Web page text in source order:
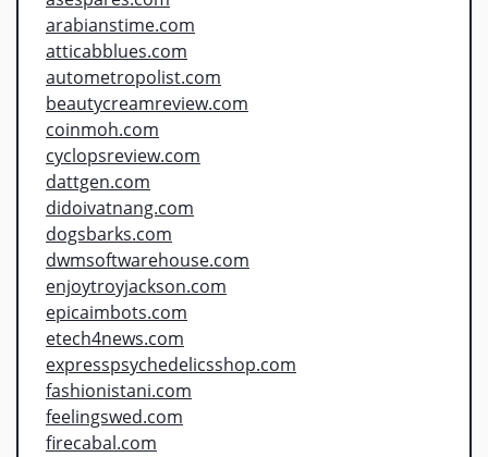
arabianstime.com
atticabblues.com
autometropolist.com
beautycreamreview.com
coinmoh.com
cyclopsreview.com
dattgen.com
didoivatnang.com
dogsbarks.com
dwmsoftwarehouse.com
enjoytroyjackson.com
epicaimbots.com
etech4news.com
expresspsychedelicsshop.com
fashionistani.com
feelingswed.com
firecabal.com